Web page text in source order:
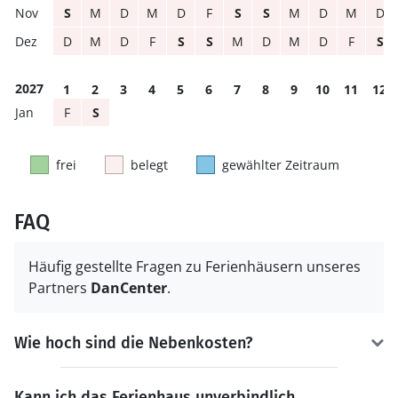
S
M D M D F S S M D M
D
D
M D F S S M D M D F S
2027 1 2 3 4 5 6 7 8 9 10 11
12
F
S
frei belegt gewählter Zeitraum
FAQ
Häufig gestellte Fragen zu Ferienhäusern unseres
Partners DanCenter.
Wie hoch sind die Nebenkosten?